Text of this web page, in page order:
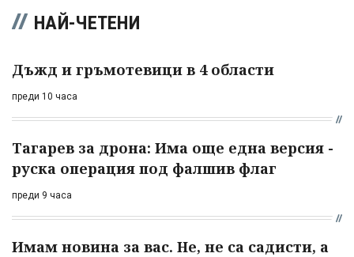
НАЙ-ЧЕТЕНИ
Дъжд и гръмотевици в 4 области
преди 10 часа
Тагарев за дрона: Има още една версия -
руска операция под фалшив флаг
преди 9 часа
Имам новина за вас. Не, не са садисти, а